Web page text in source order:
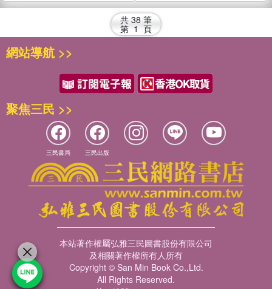
共 38 筆
第 1 頁
網站導航 >>
聚焦三民 >>
三民書局 三民出版
本站著作權屬弘雅三民圖書股份有限公司
及相關著作權所有人所有
Copyright © San Min Book Co.,Ltd.
All Rights Reserved.